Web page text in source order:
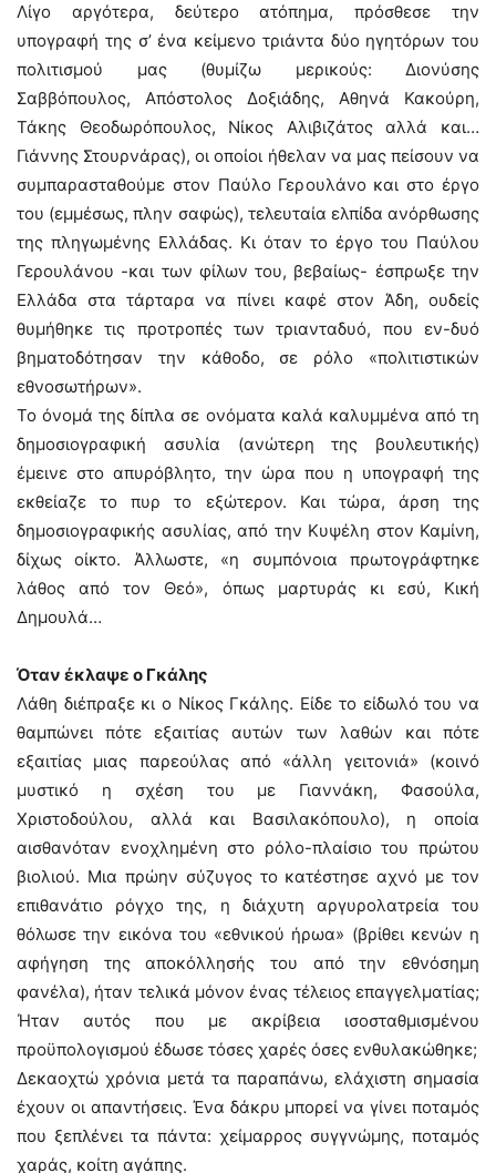
Λίγο αργότερα, δεύτερο ατόπημα, πρόσθεσε την
υπογραφή της σ’ ένα κείμενο τριάντα δύο ηγητόρων του
πολιτισμού μας (θυμίζω μερικούς: Διονύσης
Σαββόπουλος, Απόστολος Δοξιάδης, Αθηνά Κακούρη,
Τάκης Θεοδωρόπουλος, Νίκος Αλιβιζάτος αλλά και…
Γιάννης Στουρνάρας), οι οποίοι ήθελαν να μας πείσουν να
συμπαρασταθούμε στον Παύλο Γερουλάνο και στο έργο
του (εμμέσως, πλην σαφώς), τελευταία ελπίδα ανόρθωσης
της πληγωμένης Ελλάδας. Κι όταν το έργο του Παύλου
Γερουλάνου -και των φίλων του, βεβαίως- έσπρωξε την
Ελλάδα στα τάρταρα να πίνει καφέ στον Άδη, ουδείς
θυμήθηκε τις προτροπές των τριανταδυό, που εν-δυό
βηματοδότησαν την κάθοδο, σε ρόλο «πολιτιστικών
εθνοσωτήρων».
Το όνομά της δίπλα σε ονόματα καλά καλυμμένα από τη
δημοσιογραφική ασυλία (ανώτερη της βουλευτικής)
έμεινε στο απυρόβλητο, την ώρα που η υπογραφή της
εκθείαζε το πυρ το εξώτερον. Και τώρα, άρση της
δημοσιογραφικής ασυλίας, από την Κυψέλη στον Καμίνη,
δίχως οίκτο. Άλλωστε, «η συμπόνοια πρωτογράφτηκε
λάθος από τον Θεό», όπως μαρτυράς κι εσύ, Κική
Δημουλά…
Όταν έκλαψε ο Γκάλης
Λάθη διέπραξε κι ο Νίκος Γκάλης. Είδε το είδωλό του να
θαμπώνει πότε εξαιτίας αυτών των λαθών και πότε
εξαιτίας μιας παρεούλας από «άλλη γειτονιά» (κοινό
μυστικό η σχέση του με Γιαννάκη, Φασούλα,
Χριστοδούλου, αλλά και Βασιλακόπουλο), η οποία
αισθανόταν ενοχλημένη στο ρόλο-πλαίσιο του πρώτου
βιολιού. Μια πρώην σύζυγος το κατέστησε αχνό με τον
επιθανάτιο ρόγχο της, η διάχυτη αργυρολατρεία του
θόλωσε την εικόνα του «εθνικού ήρωα» (βρίθει κενών η
αφήγηση της αποκόλλησής του από την εθνόσημη
φανέλα), ήταν τελικά μόνον ένας τέλειος επαγγελματίας;
Ήταν αυτός που με ακρίβεια ισοσταθμισμένου
προϋπολογισμού έδωσε τόσες χαρές όσες ενθυλακώθηκε;
Δεκαοχτώ χρόνια μετά τα παραπάνω, ελάχιστη σημασία
έχουν οι απαντήσεις. Ένα δάκρυ μπορεί να γίνει ποταμός
που ξεπλένει τα πάντα: χείμαρρος συγγνώμης, ποταμός
χαράς, κοίτη αγάπης.